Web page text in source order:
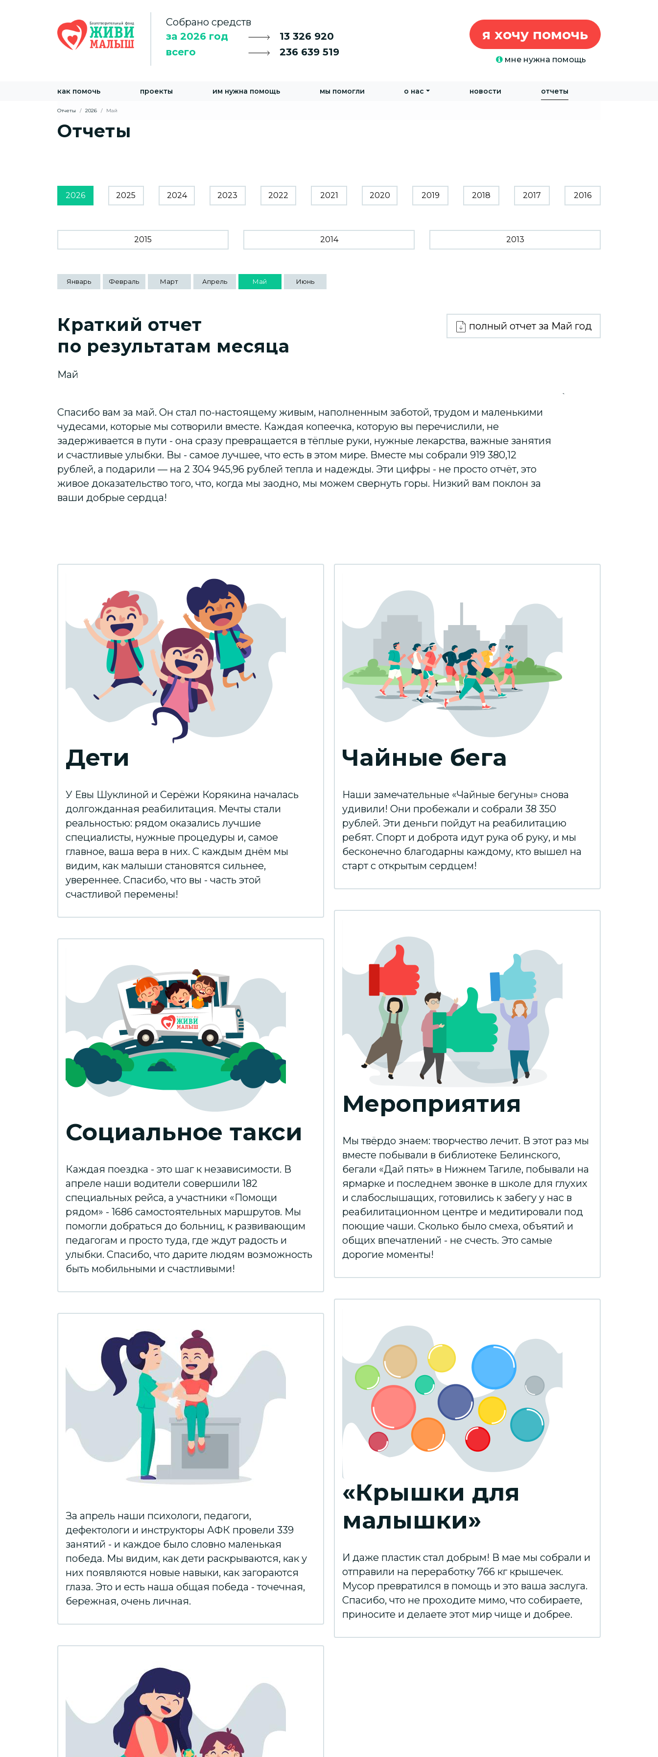
Собрано средств
за 2026 год
13 326 920
всего
236 639 519
я хочу помочь
мне нужна помощь
как помочь проекты им нужна помощь мы помогли о нас новости отчеты
Отчеты 2026 Май
Отчеты
2026 2025 2024 2023 2022 2021 2020 2019 2018 2017 2016
2015 2014 2013
Январь Февраль Март Апрель Май Июнь
Краткий отчет
по результатам месяца
Май
полный отчет за Май год
Спасибо вам за май. Он стал по-настоящему живым, наполненным заботой, трудом и маленькими
чудесами, которые мы сотворили вместе. Каждая копеечка, которую вы перечислили, не
задерживается в пути - она сразу превращается в тёплые руки, нужные лекарства, важные занятия
и счастливые улыбки. Вы - самое лучшее, что есть в этом мире. Вместе мы собрали 919 380,12
рублей, а подарили — на 2 304 945,96 рублей тепла и надежды. Эти цифры - не просто отчёт, это
живое доказательство того, что, когда мы заодно, мы можем свернуть горы. Низкий вам поклон за
ваши добрые сердца!
`
Дети
У Евы Шуклиной и Серёжи Корякина началась
долгожданная реабилитация. Мечты стали
реальностью: рядом оказались лучшие
специалисты, нужные процедуры и, самое
главное, ваша вера в них. С каждым днём мы
видим, как малыши становятся сильнее,
увереннее. Спасибо, что вы - часть этой
счастливой перемены!
Социальное такси
Каждая поездка - это шаг к независимости. В
апреле наши водители совершили 182
специальных рейса, а участники «Помощи
рядом» - 1686 самостоятельных маршрутов. Мы
помогли добраться до больниц, к развивающим
педагогам и просто туда, где ждут радость и
улыбки. Спасибо, что дарите людям возможность
быть мобильными и счастливыми!
За апрель наши психологи, педагоги,
дефектологи и инструкторы АФК провели 339
занятий - и каждое было словно маленькая
победа. Мы видим, как дети раскрываются, как у
них появляются новые навыки, как загораются
глаза. Это и есть наша общая победа - точечная,
бережная, очень личная.
Чайные бега
Наши замечательные «Чайные бегуны» снова
удивили! Они пробежали и собрали 38 350
рублей. Эти деньги пойдут на реабилитацию
ребят. Спорт и доброта идут рука об руку, и мы
бесконечно благодарны каждому, кто вышел на
старт с открытым сердцем!
Мероприятия
Мы твёрдо знаем: творчество лечит. В этот раз мы
вместе побывали в библиотеке Белинского,
бегали «Дай пять» в Нижнем Тагиле, побывали на
ярмарке и последнем звонке в школе для глухих
и слабослышащих, готовились к забегу у нас в
реабилитационном центре и медитировали под
поющие чаши. Сколько было смеха, объятий и
общих впечатлений - не счесть. Это самые
дорогие моменты!
«Крышки для
малышки»
И даже пластик стал добрым! В мае мы собрали и
отправили на переработку 766 кг крышечек.
Мусор превратился в помощь и это ваша заслуга.
Спасибо, что не проходите мимо, что собираете,
приносите и делаете этот мир чище и добрее.